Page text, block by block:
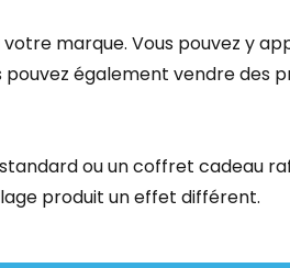
marque. Vous pouvez y
également vendre des
ou un coffret cadeau
produit un effet différent.